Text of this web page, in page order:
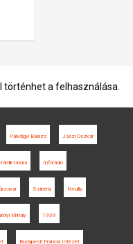
történhet a felhasználása.
Pálvölgyi Balázs Jászi Oszkár
Inforádió
Szibéria Neuilly
Mihály 1939
Budapesti Francia Intézet